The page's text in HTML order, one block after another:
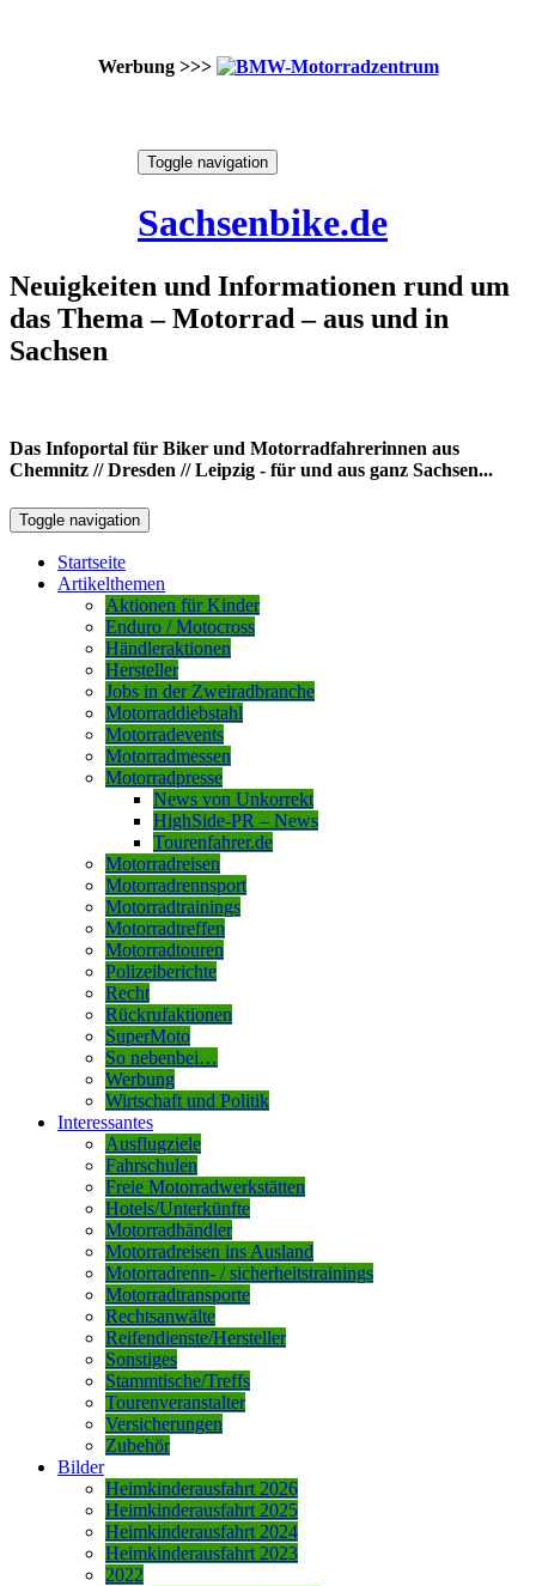
Werbung >>>
Toggle navigation
Sachsenbike.de
Neuigkeiten und Informationen rund um
das Thema – Motorrad – aus und in
Sachsen
Das Infoportal für Biker und Motorradfahrerinnen aus
Chemnitz // Dresden // Leipzig - für und aus ganz Sachsen...
Toggle navigation
Startseite
Artikelthemen
Aktionen für Kinder
Enduro / Motocross
Händleraktionen
Hersteller
Jobs in der Zweiradbranche
Motorraddiebstahl
Motorradevents
Motorradmessen
Motorradpresse
News von Unkorrekt
HighSide-PR – News
Tourenfahrer.de
Motorradreisen
Motorradrennsport
Motorradtrainings
Motorradtreffen
Motorradtouren
Polizeiberichte
Recht
Rückrufaktionen
SuperMoto
So nebenbei…
Werbung
Wirtschaft und Politik
Interessantes
Ausflugziele
Fahrschulen
Freie Motorradwerkstätten
Hotels/Unterkünfte
Motorradhändler
Motorradreisen ins Ausland
Motorradrenn- / sicherheitstrainings
Motorradtransporte
Rechtsanwälte
Reifendienste/Hersteller
Sonstiges
Stammtische/Treffs
Tourenveranstalter
Versicherungen
Zubehör
Bilder
Heimkinderausfahrt 2026
Heimkinderausfahrt 2025
Heimkinderausfahrt 2024
Heimkinderausfahrt 2023
2022